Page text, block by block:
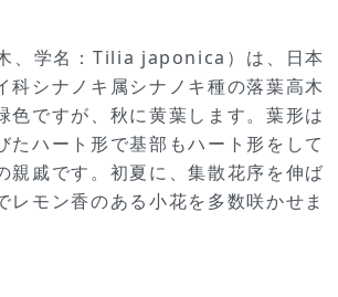
、学名：Tilia japonica）は、日本
科シナノキ属シナノキ種の落葉高木
色ですが、秋に黄葉します。葉形は
たハート形で基部もハート形をして
親戚です。初夏に、集散花序を伸ば
レモン香のある小花を多数咲かせま